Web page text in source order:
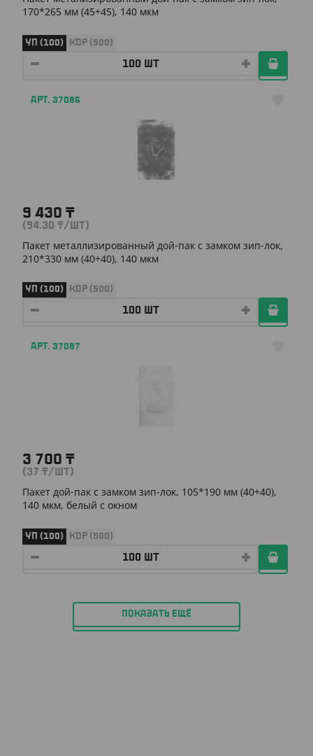
170*265 мм (45+45), 140 мкм
УП (100) КОР (500)
АРТ. 37086
9 430 ₸
(94.30 ₸/ШТ)
Пакет металлизированный дой-пак с замком зип-лок,
210*330 мм (40+40), 140 мкм
УП (100) КОР (500)
АРТ. 37087
3 700 ₸
(37 ₸/ШТ)
Пакет дой-пак с замком зип-лок, 105*190 мм (40+40),
140 мкм, белый с окном
УП (100) КОР (500)
ПОКАЗАТЬ ЕЩЁ